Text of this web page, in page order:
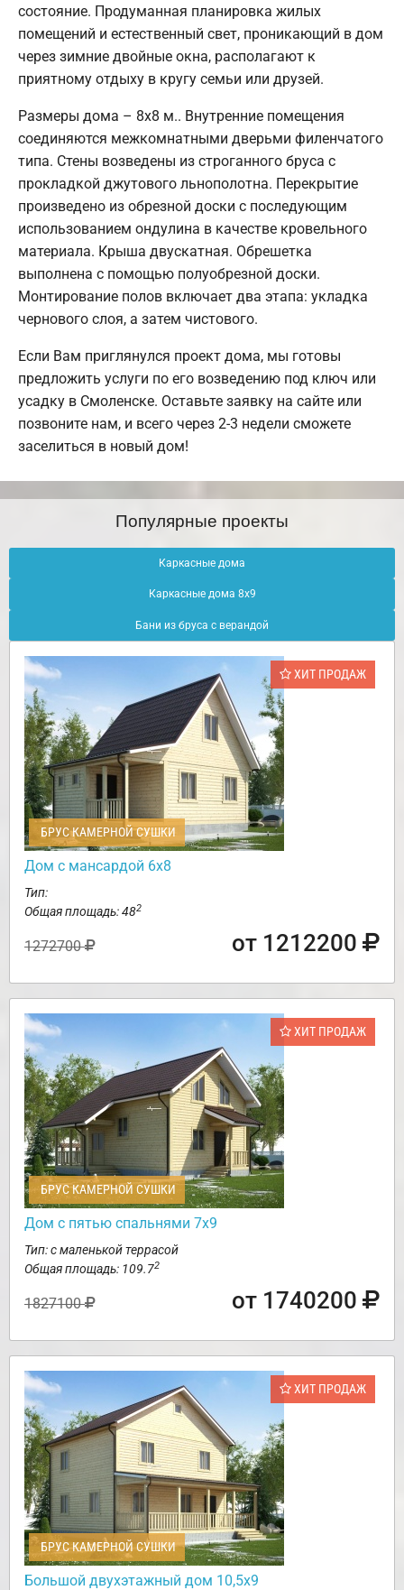
состояние. Продуманная планировка жилых
помещений и естественный свет, проникающий в дом
через зимние двойные окна, располагают к
приятному отдыху в кругу семьи или друзей.
Размеры дома – 8х8 м.. Внутренние помещения
соединяются межкомнатными дверьми филенчатого
типа. Стены возведены из строганного бруса с
прокладкой джутового льнополотна. Перекрытие
произведено из обрезной доски с последующим
использованием ондулина в качестве кровельного
материала. Крыша двускатная. Обрешетка
выполнена с помощью полуобрезной доски.
Монтирование полов включает два этапа: укладка
чернового слоя, а затем чистового.
Если Вам приглянулся проект дома, мы готовы
предложить услуги по его возведению под ключ или
усадку в Смоленске. Оставьте заявку на сайте или
позвоните нам, и всего через 2-3 недели сможете
заселиться в новый дом!
Популярные проекты
Каркасные дома
Каркасные дома 8х9
Бани из бруса с верандой
ХИТ ПРОДАЖ
БРУС КАМЕРНОЙ СУШКИ
Дом с мансардой 6х8
Тип:
Общая площадь: 482
1272700 от 1212200
ХИТ ПРОДАЖ
БРУС КАМЕРНОЙ СУШКИ
Дом с пятью спальнями 7х9
Тип: с маленькой террасой
Общая площадь: 109.72
1827100 от 1740200
ХИТ ПРОДАЖ
БРУС КАМЕРНОЙ СУШКИ
Большой двухэтажный дом 10,5х9